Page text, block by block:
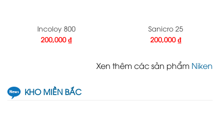
Incoloy 800
200,000 ₫
Sanicro 25
200,000 ₫
Xen thêm các sản phẩm Niken
KHO MIỀN BẮC